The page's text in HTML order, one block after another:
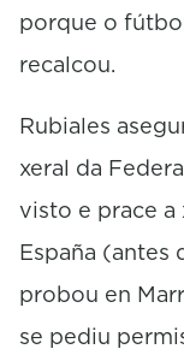
porque o
recalcou.
Rubiales
xeral da
visto e prace a
España (antes
probou en
se pediu